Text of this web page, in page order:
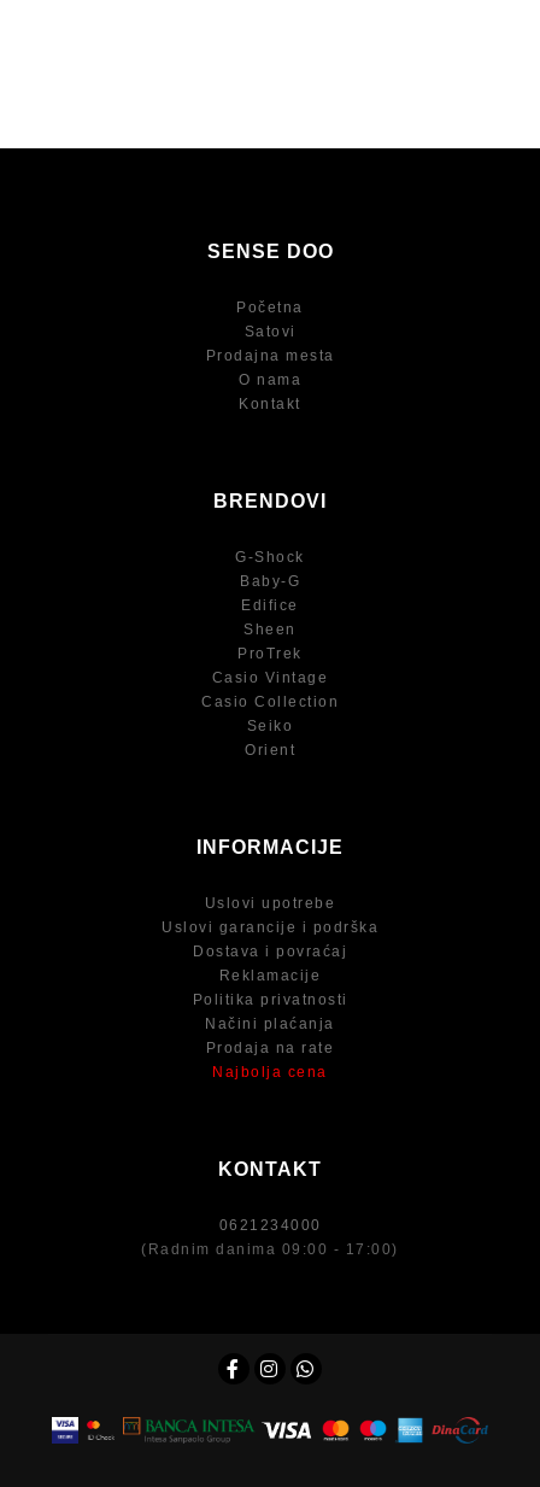
SENSE DOO
Početna
Satovi
Prodajna mesta
O nama
Kontakt
BRENDOVI
G-Shock
Baby-G
Edifice
Sheen
ProTrek
Casio Vintage
Casio Collection
Seiko
Orient
INFORMACIJE
Uslovi upotrebe
Uslovi garancije i podrška
Dostava i povraćaj
Reklamacije
Politika privatnosti
Načini plaćanja
Prodaja na rate
Najbolja cena
KONTAKT
0621234000
(Radnim danima 09:00 - 17:00)